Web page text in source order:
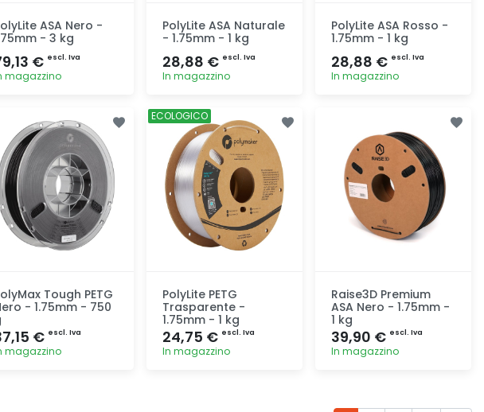
ASA Nero -
- 3 kg
€ escl. Iva
magazzino
PolyLite ASA Naturale
- 1.75mm - 1 kg
28,88 € escl. Iva
In magazzino
PolyLite ASA Rosso -
1.75mm - 1 kg
28,88 € escl. Iva
In magazzino
Tough PETG
- 1.75mm - 750
€ escl. Iva
magazzino
PolyLite PETG
Trasparente -
1.75mm - 1 kg
24,75 € escl. Iva
In magazzino
ECOLOGICO
Raise3D Premium
ASA Nero - 1.75mm -
1 kg
39,90 € escl. Iva
In magazzino